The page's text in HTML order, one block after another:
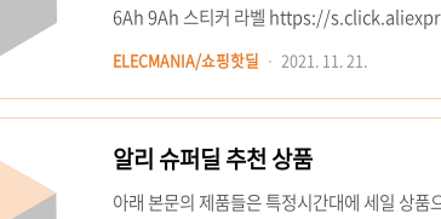
6Ah 9Ah 스티커 라벨 https://
리튬 이온 배터리 플라스틱 케이스 PCB 충
2Layer10Hole6AhLabel, 3Laye..
ELECMANIA/쇼핑핫딜 2021. 11. 21.
알리 슈퍼딜 추천 상품
아래 본문의 제품들은 특정시간대에 세일 상